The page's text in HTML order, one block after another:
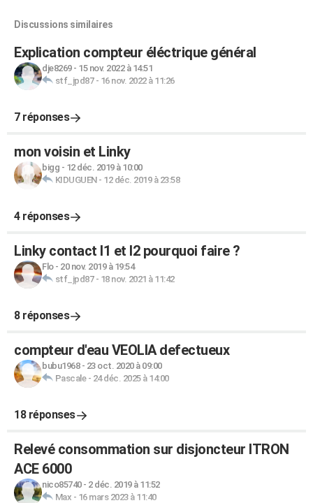
Discussions similaires
Explication compteur éléctrique général
dje8269- 15 nov. 2022 à 14:51
stf_jpd87- 16 nov. 2022 à 11:26
7 réponses
mon voisin et Linky
bigg - 12 déc. 2019 à 10:00
KIDUGUEN- 12 déc. 2019 à 23:58
4 réponses
Linky contact I1 et I2 pourquoi faire ?
Flo- 20 nov. 2019 à 19:54
stf_jpd87- 18 nov. 2021 à 11:42
8 réponses
compteur d'eau VEOLIA defectueux
bubu1968- 23 oct. 2020 à 09:00
Pascale- 24 déc. 2025 à 14:00
18 réponses
Relevé consommation sur disjoncteur ITRON
ACE 6000
nico85740- 2 déc. 2019 à 11:52
Max - 16 mars 2023 à 11:40